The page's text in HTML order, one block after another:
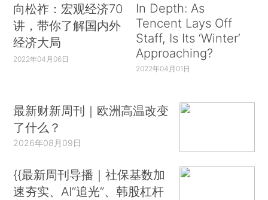
向松祚：宏观经济70
讲，带你了解国内外
经济大局
2022年04月06日
In Depth: As
Tencent Lays Off
Staff, Is Its ‘Winter’
Approaching?
2022年04月01日
最新财新周刊｜欧洲高温改变
了什么？
2026年08月09日
{{最新周刊导播｜社保基数加
速夯实、AI“追光”、韩股杠杆